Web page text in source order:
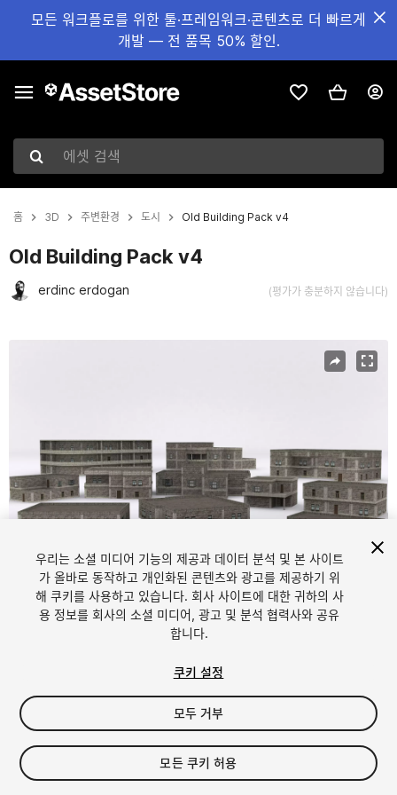
모든 워크플로를 위한 툴·프레임워크·콘텐츠로 더 빠르게
개발 — 전 품목 50% 할인.
에셋 검색
홈 3D 주변환경 도시 Old Building Pack v4
Old Building Pack v4
erdinc erdogan (평가가 충분하지 않습니다)
1/26
$17
세금/부가세는 결제 시 반영됩니다.
우리는 소셜 미디어 기능의 제공과 데이터 분석 및 본 사이트
가 올바로 동작하고 개인화된 콘텐츠와 광고를 제공하기 위
해 쿠키를 사용하고 있습니다. 회사 사이트에 대한 귀하의 사
용 정보를 회사의 소셜 미디어, 광고 및 분석 협력사와 공유
합니다.
쿠키 설정
모두 거부
모든 쿠키 허용